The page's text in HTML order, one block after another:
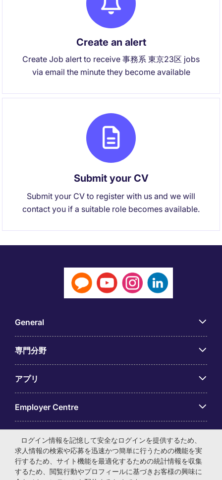
Create an alert
Create Job alert to receive 事務系 東京23区 jobs
via email the minute they become available
Submit your CV
Submit your CV to register with us and we will
contact you if a suitable role becomes available.
General
専門分野
アプリ
Employer Centre
© マイケル・ペイジ・インターナショナル・ジャパン株式会
社 法人番号：0104-01-043253 本社所在地：〒105-0001 東
ログイン情報を記憶して安全なログインを提供するため、
求人情報の検索や応募を迅速かつ簡単に行うための機能を実
行するため、サイト機能を最適化するための統計情報を収集
するため、閲覧行動やプロフィールに基づきお客様の興味に